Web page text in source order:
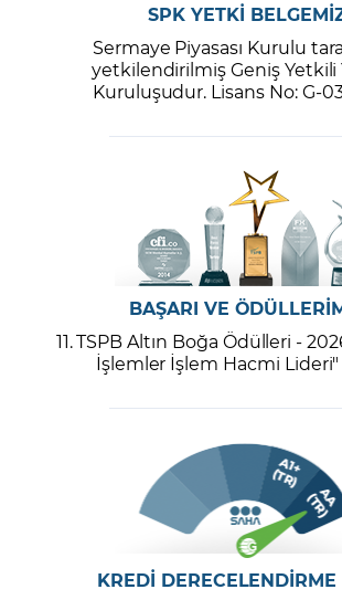
SPK YETKİ
Sermaye Piyasası Kurulu
yetkilendirilmiş Geniş Yetkili
Kuruluşudur. Lisans No: G-
BAŞARI VE
11. TSPB Altın Boğa Ödülleri -
İşlemler İşlem Hacmi
KREDİ